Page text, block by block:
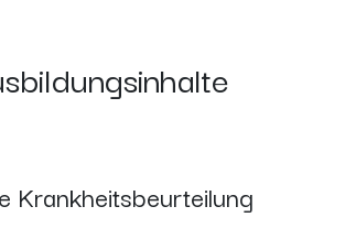
Krankheitsbeurteilung